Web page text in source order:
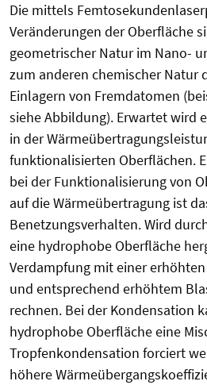
Die mittels
Veränderungen der Oberfläche
geometrischer Natur im Nano-
zum anderen chemischer Natur
Einlagern von Fremdatomen
siehe Abbildung). Erwartet wird
in der
funktionalisierten Oberflächen.
bei der Funktionalisierung von
auf die Wärmeübertragung ist
Benetzungsverhalten. Wird
eine hydrophobe Oberfläche
Verdampfung mit einer
und entsprechend erhöhtem
rechnen. Bei der Kondensation
hydrophobe Oberfläche eine
Tropfenkondensation forciert
höhere